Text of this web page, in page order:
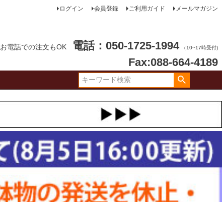
ログイン 会員登録 ご利用ガイド メールマガジン
お電話での注文もOK 電話：050-1725-1994 （10~17時受付)
Fax:088-664-4189